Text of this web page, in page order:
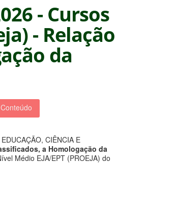
- Cursos
- Relação
da
CIÊNCIA E
a Homologação da
Médio EJA/EPT (PROEJA) do